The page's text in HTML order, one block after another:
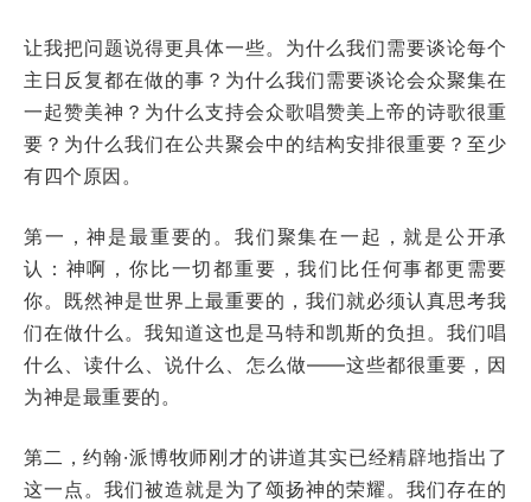
让我把问题说得更具体一些。为什么我们需要谈论每个
主日反复都在做的事？为什么我们需要谈论会众聚集在
一起赞美神？为什么支持会众歌唱赞美上帝的诗歌很重
要？为什么我们在公共聚会中的结构安排很重要？至少
有四个原因。
第一，神是最重要的。我们聚集在一起，就是公开承
认：神啊，你比一切都重要，我们比任何事都更需要
你。既然神是世界上最重要的，我们就必须认真思考我
们在做什么。我知道这也是马特和凯斯的负担。我们唱
什么、读什么、说什么、怎么做——这些都很重要，因
为神是最重要的。
第二，约翰·派博牧师刚才的讲道其实已经精辟地指出了
这一点。我们被造就是为了颂扬神的荣耀。我们存在的